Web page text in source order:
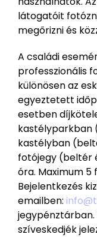
látogatóit
megőrizni és
A családi
professzionális
különösen az
egyeztetett
esetben
kastélyparkban
kastélyban
fotójegy (beltér
óra. Maximum
Bejelentkezés
emailben:
szíveskedjék